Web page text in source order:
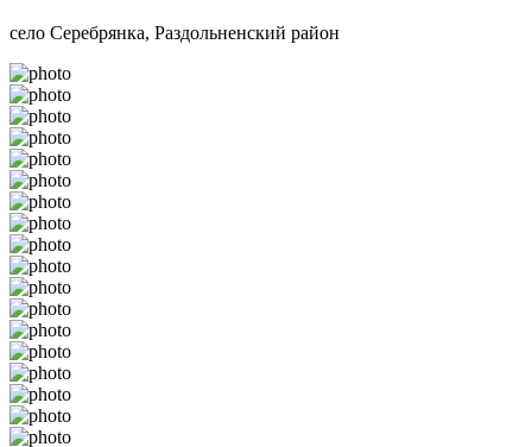
село Серебрянка, Раздольненский район